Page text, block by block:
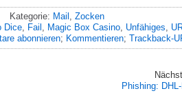
Kategorie: Mail
Zocken
Dice Fail Magic Box Casino Unfähiges
abonnieren; Kommentieren; Trackback-
Phishing: